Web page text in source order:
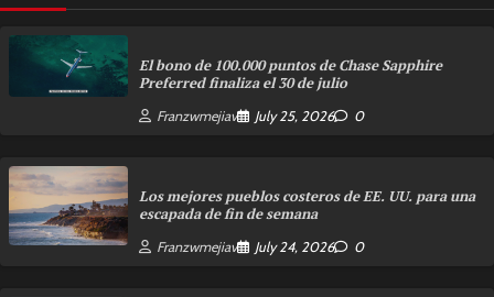
El bono de 100.000 puntos de Chase Sapphire
Preferred finaliza el 30 de julio
Franzwmejiav July 25, 2026 0
Los mejores pueblos costeros de EE. UU. para una
escapada de fin de semana
Franzwmejiav July 24, 2026 0